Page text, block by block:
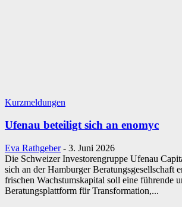
Kurzmeldungen
Ufenau beteiligt sich an enomyc
Eva Rathgeber - 3. Juni 2026
Die Schweizer Investorengruppe Ufenau
sich an der Hamburger Beratungsgesellschaft
frischen Wachstumskapital soll eine führende
Beratungsplattform für Transformation,...